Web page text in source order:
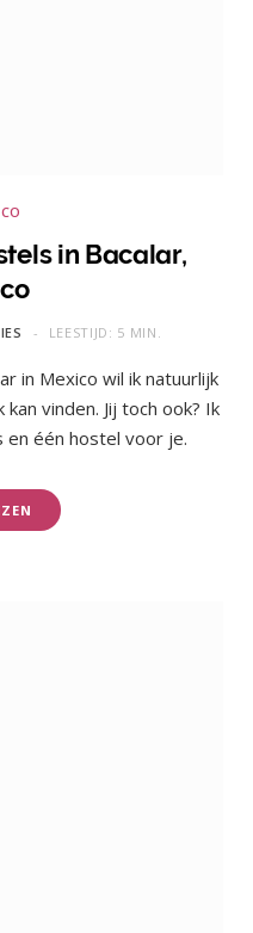
in Bacalar,
LEESTIJD: 5 MIN.
in Mexico wil ik natuurlijk
vinden. Jij toch ook? Ik
één hostel voor je.